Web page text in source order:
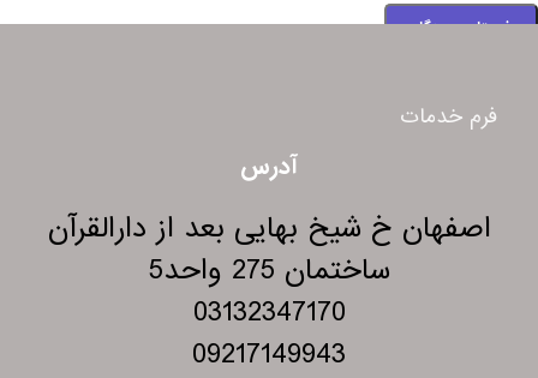
فرم خدمات
آدرس
اصفهان خ شیخ بهایی بعد از دارالقرآن
ساختمان 275 واحد5
03132347170
09217149943